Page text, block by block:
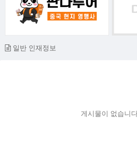
일반 인재정보
게시물이 없습니